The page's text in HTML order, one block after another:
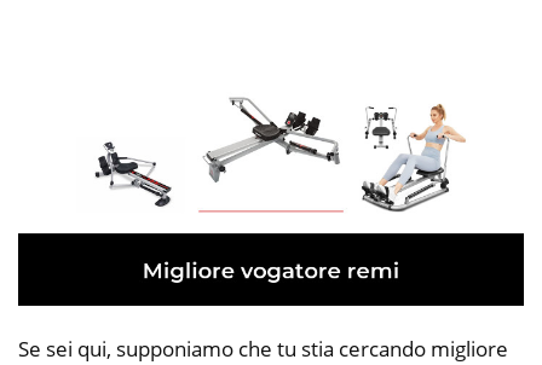
Se sei qui, supponiamo che tu stia cercando migliore